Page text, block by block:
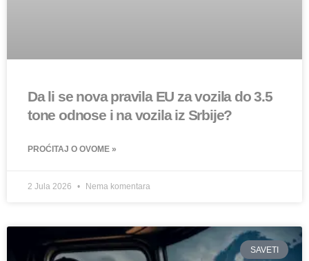
Da li se nova pravila EU za vozila do 3.5
tone odnose i na vozila iz Srbije?
PROĆITAJ O OVOME »
2 Jula 2026 Nema komentara
SAVETI